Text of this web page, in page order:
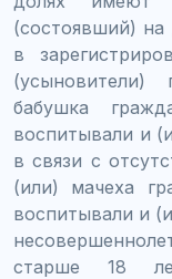
(состоявший) на
в
бабушка
воспитывали и
в связи с
(или) мачеха
воспитывали и
старше 18